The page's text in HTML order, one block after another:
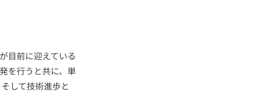
目前に迎えている
を行うと共に、単
して技術進歩と